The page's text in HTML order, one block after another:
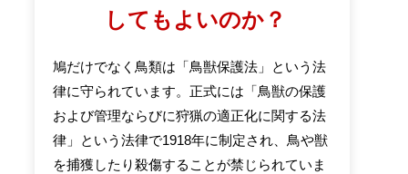
してもよいのか？
鳩だけでなく鳥類は「鳥獣保護法」という法
律に守られています。正式には「鳥獣の保護
および管理ならびに狩猟の適正化に関する法
律」という法律で1918年に制定され、鳥や獣
を捕獲したり殺傷することが禁じられていま